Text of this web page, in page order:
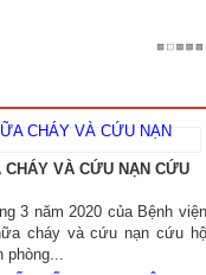
▼
▼
▼
CHÁY VÀ CỨU NẠN CỨU
3 năm 2020 của Bệnh viện
cháy và cứu nạn cứu hộ
phòng...